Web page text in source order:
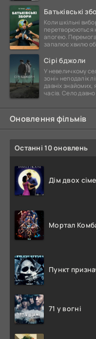
Батьківські
Коли шкільні
перетворюються
апогею.
запалює хвилю
Сірі бджоли
У невеличкому
зоні» неподалік
давніх знайомих,
часів. Село давно
Оновлення фільмів
Останні 10 оновлень
Дім двох
Мортал
Пункт
71 у вогні